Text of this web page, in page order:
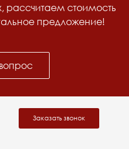
рассчитаем стоимость
предложение!
Заказать звонок